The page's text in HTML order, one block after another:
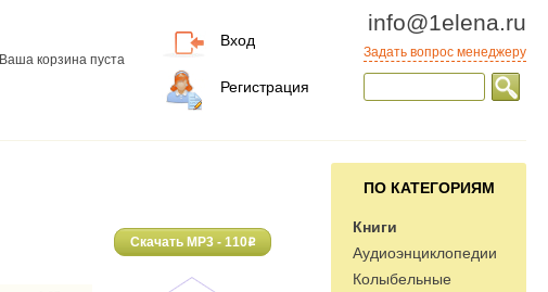
info@1elena.ru
Задать вопрос менеджеру
Вход
Регистрация
Ваша корзина пуста
ПО КАТЕГОРИЯМ
Книги
Аудиоэнциклопедии
Колыбельные
Скачать MP3 - 110o